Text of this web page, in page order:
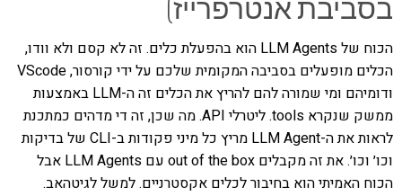
הכוח של LLM Agents הוא בהפעלת כלים. זה לא קסם ולא וודו,
הכלים מופעלים בסביבה המקומית שלכם על ידי קורסור, VScode
ודומיהם ומי שמורה להם להריץ את הכלים זה ה-LLM באמצעות
ממשק שנקרא tools. ליטרלי API. מה שכן, זה די מדהים כמתכנת
לראות את ה-LLM Agent מריץ כל מיני פקודות ב-CLI של בדיקות
וכו׳ וכו׳. את זה מקבלים out of the box עם LLM Agents אבל
הכוח האמיתי הוא בחיבור לכלים אקסטרניים. למשל לגיטהאב.